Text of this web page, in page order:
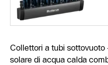
Collettori a tubi sottovuoto
solare di acqua calda